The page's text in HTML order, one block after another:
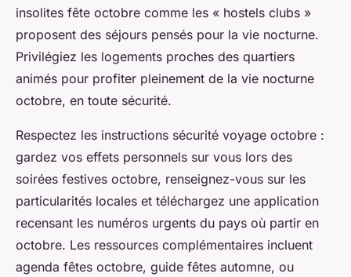
insolites fête octobre comme les « hostels clubs »
proposent des séjours pensés pour la vie nocturne.
Privilégiez les logements proches des quartiers
animés pour profiter pleinement de la vie nocturne
octobre, en toute sécurité.
Respectez les instructions sécurité voyage octobre :
gardez vos effets personnels sur vous lors des
soirées festives octobre, renseignez-vous sur les
particularités locales et téléchargez une application
recensant les numéros urgents du pays où partir en
octobre. Les ressources complémentaires incluent
agenda fêtes octobre, guide fêtes automne, ou